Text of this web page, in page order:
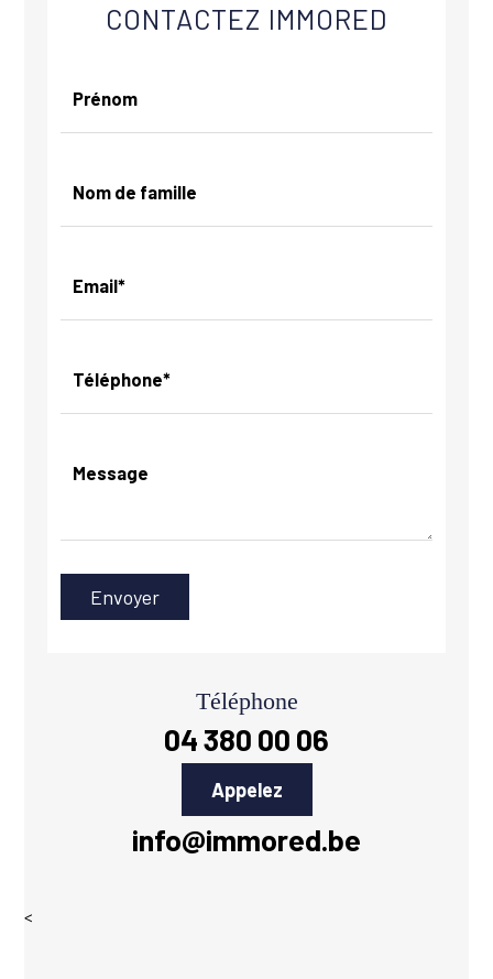
CONTACTEZ IMMORED
Prénom
Nom de famille
Email*
Téléphone*
Message
Téléphone
04 380 00 06
Appelez
info@immored.be
<